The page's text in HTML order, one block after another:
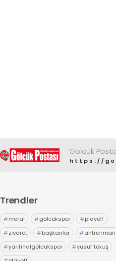
Gölcük
https://
Trendler
#moral #gölcükspor #playoff
#ziyaret #başkanlar #antrenman
#yarıfinalgölcükspor #yusuf tokuş